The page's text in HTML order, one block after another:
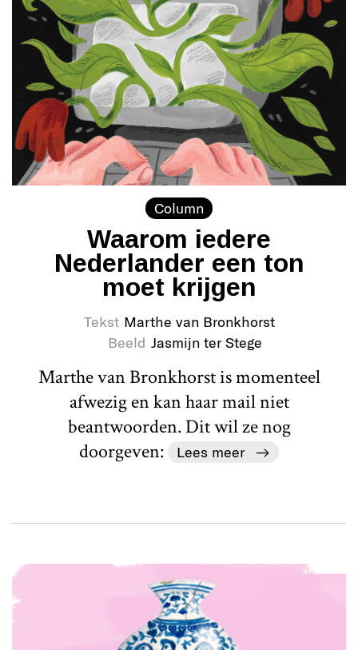
Column
Waarom iedere
Nederlander een ton
moet krijgen
Tekst Marthe van Bronkhorst
Beeld Jasmijn ter Stege
Marthe van Bronkhorst is momenteel
afwezig en kan haar mail niet
beantwoorden. Dit wil ze nog
doorgeven:
Lees meer